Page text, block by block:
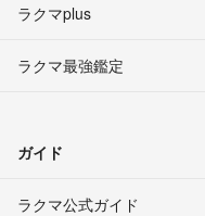
ラクマplus
ラクマ最強鑑定
ガイド
ラクマ公式ガイド